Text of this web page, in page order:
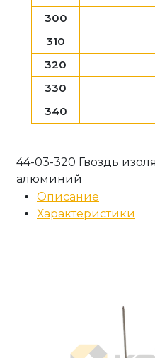
300
310
320
330
340
44-03-320 Гвоздь
алюминий
Описание
Характеристики